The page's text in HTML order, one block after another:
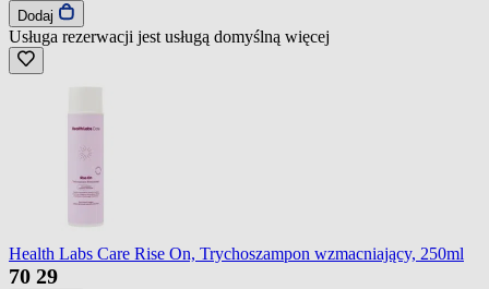
Dodaj
Usługa rezerwacji jest usługą domyślną więcej
Health Labs Care Rise On, Trychoszampon wzmacniający, 250ml
70 29